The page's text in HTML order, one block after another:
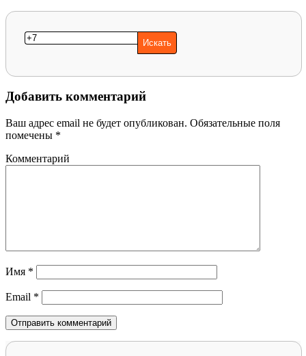
Добавить комментарий
Ваш адрес email не будет опубликован. Обязательные поля
помечены *
Комментарий
Имя *
Email *